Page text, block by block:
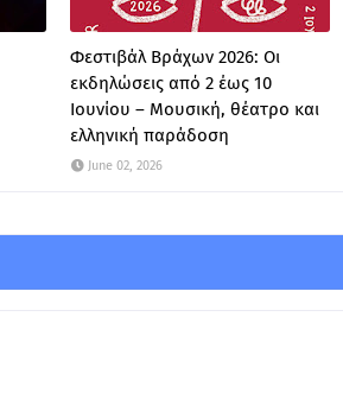
Φεστιβάλ Βράχων 2026: Οι
εκδηλώσεις από 2 έως 10
Ιουνίου – Μουσική, θέατρο και
ελληνική παράδοση
June 02, 2026